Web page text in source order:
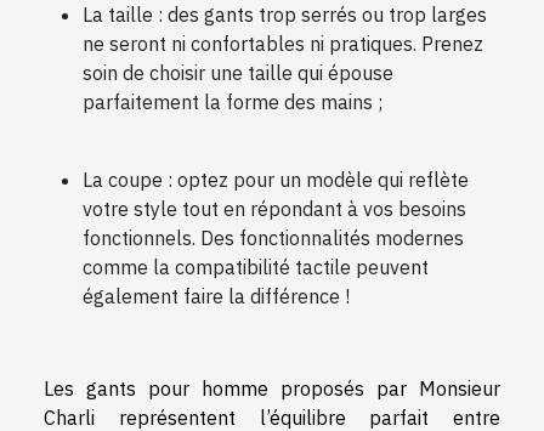
La taille : des gants trop serrés ou trop larges
ne seront ni confortables ni pratiques. Prenez
soin de choisir une taille qui épouse
parfaitement la forme des mains ;
La coupe : optez pour un modèle qui reflète
votre style tout en répondant à vos besoins
fonctionnels. Des fonctionnalités modernes
comme la compatibilité tactile peuvent
également faire la différence !
Les gants pour homme proposés par Monsieur
Charli représentent l’équilibre parfait entre